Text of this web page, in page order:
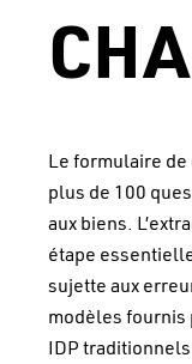
Le formulaire
plus de 100
aux biens.
étape
sujette aux
modèles fournis
IDP